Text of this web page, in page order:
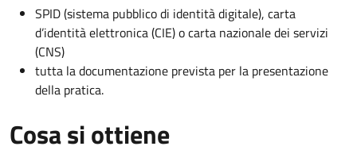
SPID (sistema pubblico di identità digitale), carta
d’identità elettronica (CIE) o carta nazionale dei servizi
(CNS)
tutta la documentazione prevista per la presentazione
della pratica.
Cosa si ottiene